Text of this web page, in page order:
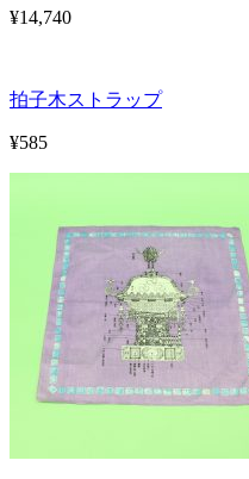
¥14,740
拍子木ストラップ
¥585